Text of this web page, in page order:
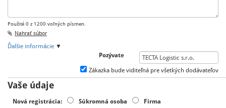
Použité 0 z 1200 voľných písmen.
Nahrať súbor
Ďalšie informácie ▼
Pozývate
Zákazka bude viditeľná pre všetkých dodávateľov
Vaše údaje
Nová registrácia: Súkromná osoba Firma